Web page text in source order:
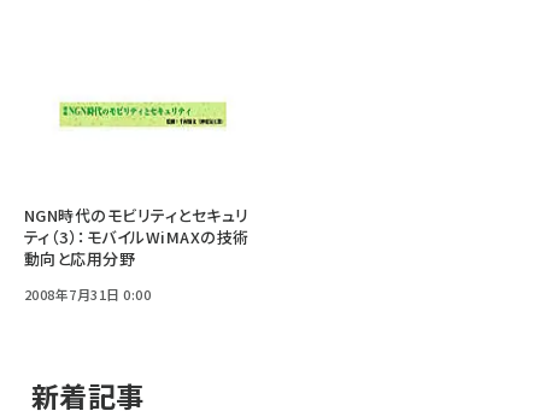
NGN時代のモビリティとセキュリ
ティ（3）：モバイルWiMAXの技術
動向と応用分野
2008年7月31日 0:00
新着記事